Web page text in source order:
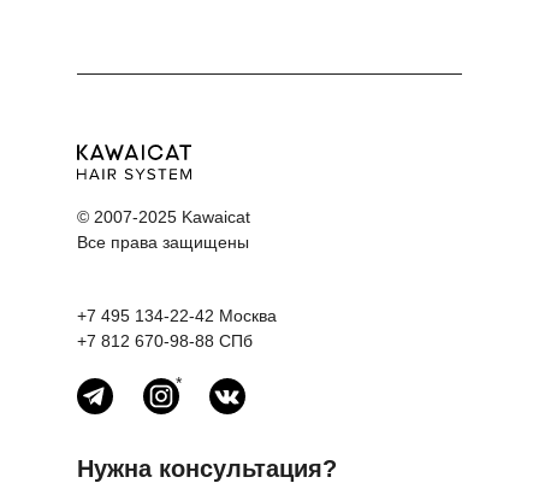
*
© 2007-2025 Kawaicat
Все права защищены
Нужна консультация?
+7 495 134-22-42 Москва
+7 812 670-98-88 СПб